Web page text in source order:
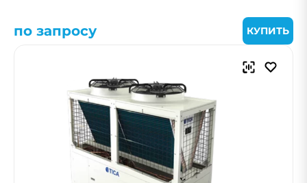
Показать еще
ПРИМЕНИТЬ
Очистить
Смотреть все фильтры
по запросу КУПИТЬ